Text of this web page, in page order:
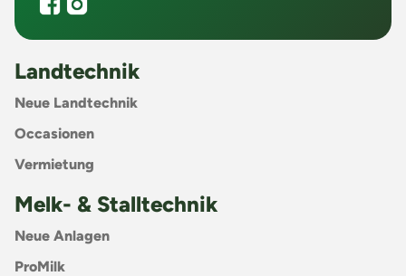
Landtechnik
Neue Landtechnik
Occasionen
Vermietung
Melk- & Stalltechnik
Neue Anlagen
ProMilk